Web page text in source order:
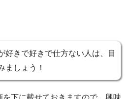
好きで好きで仕方ない人は、目
ましょう！